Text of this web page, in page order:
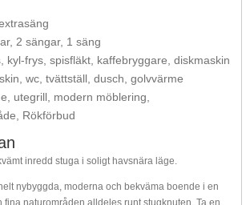
2 sängar, 1 säng
kyl-frys, spisfläkt, kaffebryggare, diskmaskin
wc, tvättställ, dusch, golvvärme
utegrill, modern möblering,
Rökförbud
inredd stuga i soligt havsnära läge.
nybyggda, moderna och bekväma boende i en
fina naturområden alldeles runt stugknuten. Ta en